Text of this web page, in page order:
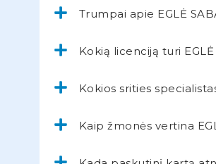
Trumpai apie EGLĖ
Kokią licenciją turi EGLĖ
Kokios srities
Kaip žmonės vertina